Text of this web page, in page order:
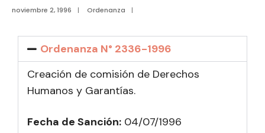
noviembre 2, 1996 | Ordenanza |
Ordenanza N° 2336-1996
Creación de comisión de Derechos
Humanos y Garantías.
Fecha de Sanción: 04/07/1996